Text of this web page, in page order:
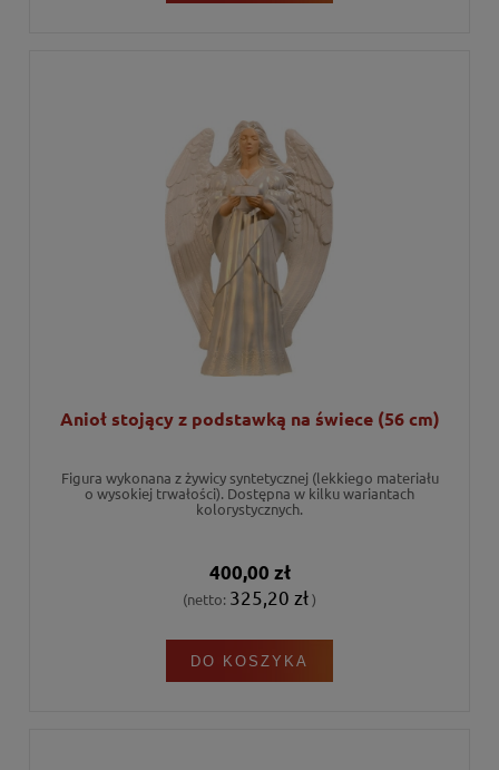
Anioł stojący z podstawką na świece (56 cm)
Figura wykonana z żywicy syntetycznej (lekkiego materiału
o wysokiej trwałości). Dostępna w kilku wariantach
kolorystycznych.
400,00 zł
(netto: 325,20 zł)
DO KOSZYKA